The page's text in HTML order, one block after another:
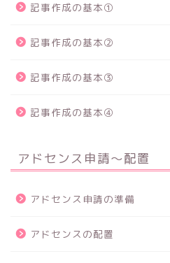
記事作成の基本①
記事作成の基本②
記事作成の基本③
記事作成の基本④
アドセンス申請～配置
アドセンス申請の準備
アドセンスの配置